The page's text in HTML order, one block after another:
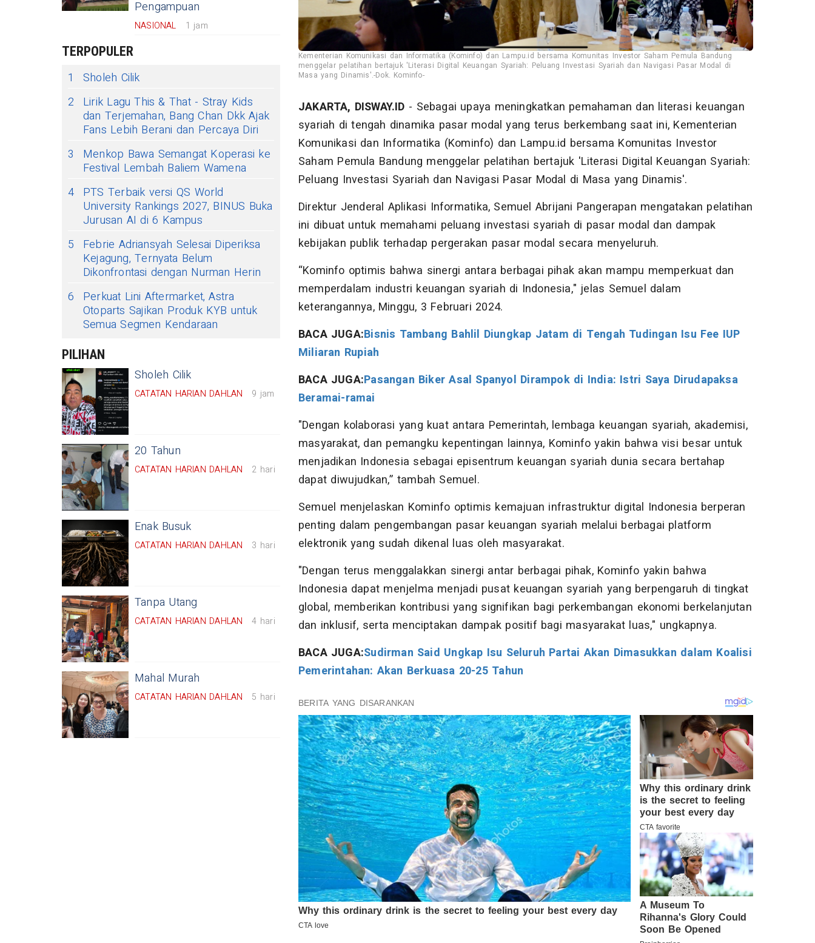
Pengampuan
NASIONAL 1 jam
TERPOPULER
1
Sholeh Cilik
2
Lirik Lagu This & That - Stray Kids
dan Terjemahan, Bang Chan Dkk Ajak
Fans Lebih Berani dan Percaya Diri
3
Menkop Bawa Semangat Koperasi ke
Festival Lembah Baliem Wamena
4 PTS Terbaik versi QS World
University Rankings 2027, BINUS Buka
Jurusan AI di 6 Kampus
5
Febrie Adriansyah Selesai Diperiksa
Kejagung, Ternyata Belum
Dikonfrontasi dengan Nurman Herin
6
Perkuat Lini Aftermarket, Astra
Otoparts Sajikan Produk KYB untuk
Semua Segmen Kendaraan
PILIHAN
Sholeh Cilik
CATATAN HARIAN DAHLAN 9 jam
20 Tahun
CATATAN HARIAN DAHLAN 2 hari
Enak Busuk
CATATAN HARIAN DAHLAN 3 hari
Tanpa Utang
CATATAN HARIAN DAHLAN 4 hari
Mahal Murah
CATATAN HARIAN DAHLAN 5 hari
Kementerian Komunikasi dan Informatika (Kominfo) dan Lampu.id bersama Komunitas Investor Saham Pemula Bandung
menggelar pelatihan bertajuk 'Literasi Digital Keuangan Syariah: Peluang Investasi Syariah dan Navigasi Pasar Modal di
Masa yang Dinamis'.-Dok. Kominfo-
JAKARTA, DISWAY.ID - Sebagai upaya meningkatkan pemahaman dan literasi keuangan
syariah di tengah dinamika pasar modal yang terus berkembang saat ini, Kementerian
Komunikasi dan Informatika (Kominfo) dan Lampu.id bersama Komunitas Investor
Saham Pemula Bandung menggelar pelatihan bertajuk 'Literasi Digital Keuangan Syariah:
Peluang Investasi Syariah dan Navigasi Pasar Modal di Masa yang Dinamis'.
Direktur Jenderal Aplikasi Informatika, Semuel Abrijani Pangerapan mengatakan pelatihan
ini dibuat untuk memahami peluang investasi syariah di pasar modal dan dampak
kebijakan publik terhadap pergerakan pasar modal secara menyeluruh.
“Kominfo optimis bahwa sinergi antara berbagai pihak akan mampu memperkuat dan
memperdalam industri keuangan syariah di Indonesia," jelas Semuel dalam
keterangannya, Minggu, 3 Februari 2024.
BACA JUGA:Bisnis Tambang Bahlil Diungkap Jatam di Tengah Tudingan Isu Fee IUP
Miliaran Rupiah
BACA JUGA:Pasangan Biker Asal Spanyol Dirampok di India: Istri Saya Dirudapaksa
Beramai-ramai
"Dengan kolaborasi yang kuat antara Pemerintah, lembaga keuangan syariah, akademisi,
masyarakat, dan pemangku kepentingan lainnya, Kominfo yakin bahwa visi besar untuk
menjadikan Indonesia sebagai episentrum keuangan syariah dunia secara bertahap
dapat diwujudkan,” tambah Semuel.
Semuel menjelaskan Kominfo optimis kemajuan infrastruktur digital Indonesia berperan
penting dalam pengembangan pasar keuangan syariah melalui berbagai platform
elektronik yang sudah dikenal luas oleh masyarakat.
"Dengan terus menggalakkan sinergi antar berbagai pihak, Kominfo yakin bahwa
Indonesia dapat menjelma menjadi pusat keuangan syariah yang berpengaruh di tingkat
global, memberikan kontribusi yang signifikan bagi perkembangan ekonomi berkelanjutan
dan inklusif, serta menciptakan dampak positif bagi masyarakat luas," ungkapnya.
BACA JUGA:Sudirman Said Ungkap Isu Seluruh Partai Akan Dimasukkan dalam Koalisi
Pemerintahan: Akan Berkuasa 20-25 Tahun